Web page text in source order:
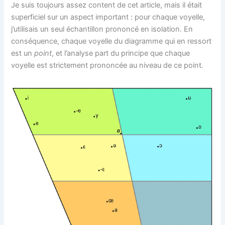
Je suis toujours assez content de cet article, mais il était
superficiel sur un aspect important : pour chaque voyelle,
j’utilisais un seul échantillon prononcé en isolation. En
conséquence, chaque voyelle du diagramme qui en ressort
est unpoint, et l’analyse part du principe que chaque
voyelle est strictement prononcée au niveau de ce point.